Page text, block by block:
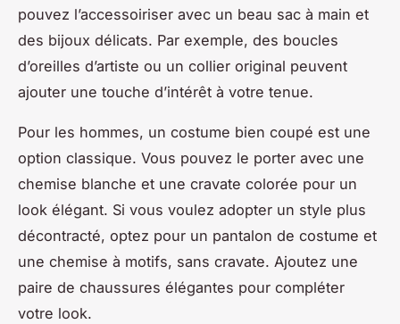
pouvez l’accessoiriser avec un beau sac à main et
des bijoux délicats. Par exemple, des boucles
d’oreilles d’artiste ou un collier original peuvent
ajouter une touche d’intérêt à votre tenue.
Pour les hommes, un costume bien coupé est une
option classique. Vous pouvez le porter avec une
chemise blanche et une cravate colorée pour un
look élégant. Si vous voulez adopter un style plus
décontracté, optez pour un pantalon de costume et
une chemise à motifs, sans cravate. Ajoutez une
paire de chaussures élégantes pour compléter
votre look.